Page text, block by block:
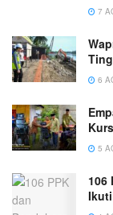
7
6
5
106